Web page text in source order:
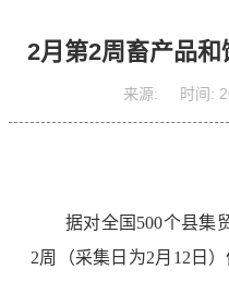
2月第2周畜产品
来源: 时间:
据对全国500个县集
2周（采集日为2月12日